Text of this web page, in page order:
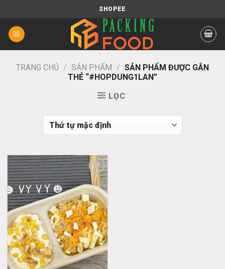
nội
dung
SHOPEE
TRANG CHỦ / SẢN PHẨM / SẢN PHẨM ĐƯỢC GẮN
THẺ “#HOPDUNG1LAN”
LỌC
Add
to
wishlist